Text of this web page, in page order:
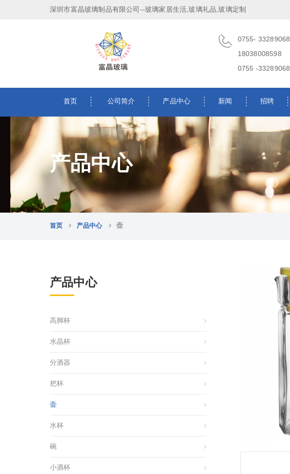
深圳市富晶玻璃制品有限公司--玻璃家居生活,玻璃礼品,玻璃定制
0755- 33289068
18038008598
0755 -33289068
首页 公司简介 产品中心 新闻 招聘
产品中心
首页 产品中心 壶
产品中心
高脚杯
水晶杯
分酒器
把杯
壶
水杯
碗
小酒杯